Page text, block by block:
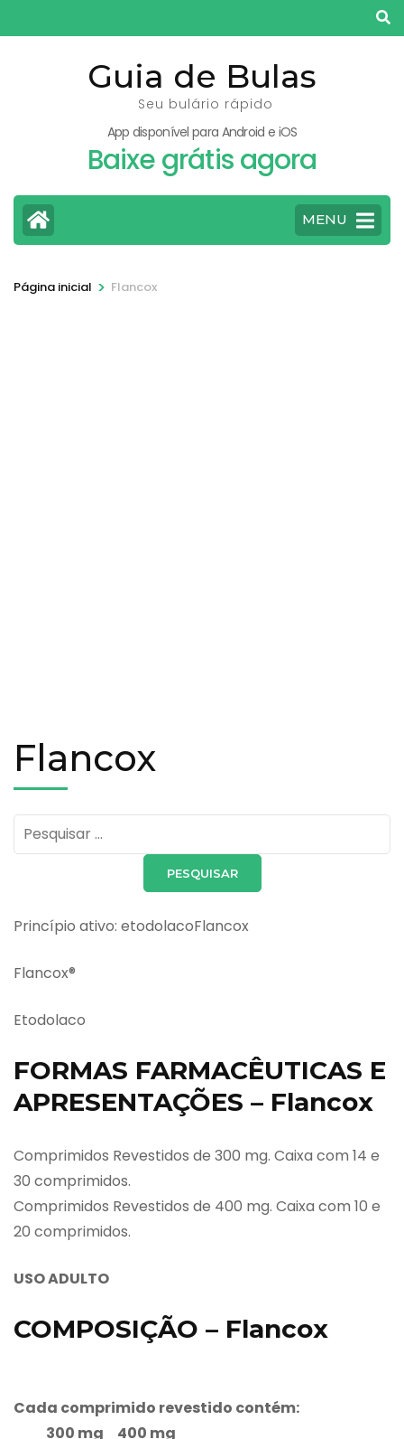
para
Guia de Bulas
Seu bulário rápido
App disponível para Android e iOS
Baixe grátis agora
MENU
Página inicial > Flancox
Flancox
Pesquisar
por:
Princípio ativo: etodolacoFlancox
Flancox®
Etodolaco
FORMAS FARMACÊUTICAS E
APRESENTAÇÕES – Flancox
Comprimidos Revestidos de 300 mg. Caixa com 14 e
30 comprimidos.
Comprimidos Revestidos de 400 mg. Caixa com 10 e
20 comprimidos.
USO ADULTO
COMPOSIÇÃO – Flancox
Cada comprimido revestido contém:
300 mg 400 mg